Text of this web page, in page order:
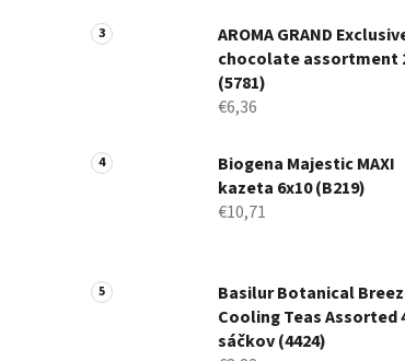
AROMA GRAND
chocolate assortment
(5781)
€6,36
Biogena Majestic MAXI
kazeta 6x10 (B219)
€10,71
Basilur Botanical
Cooling Teas Assorted
sáčkov (4424)